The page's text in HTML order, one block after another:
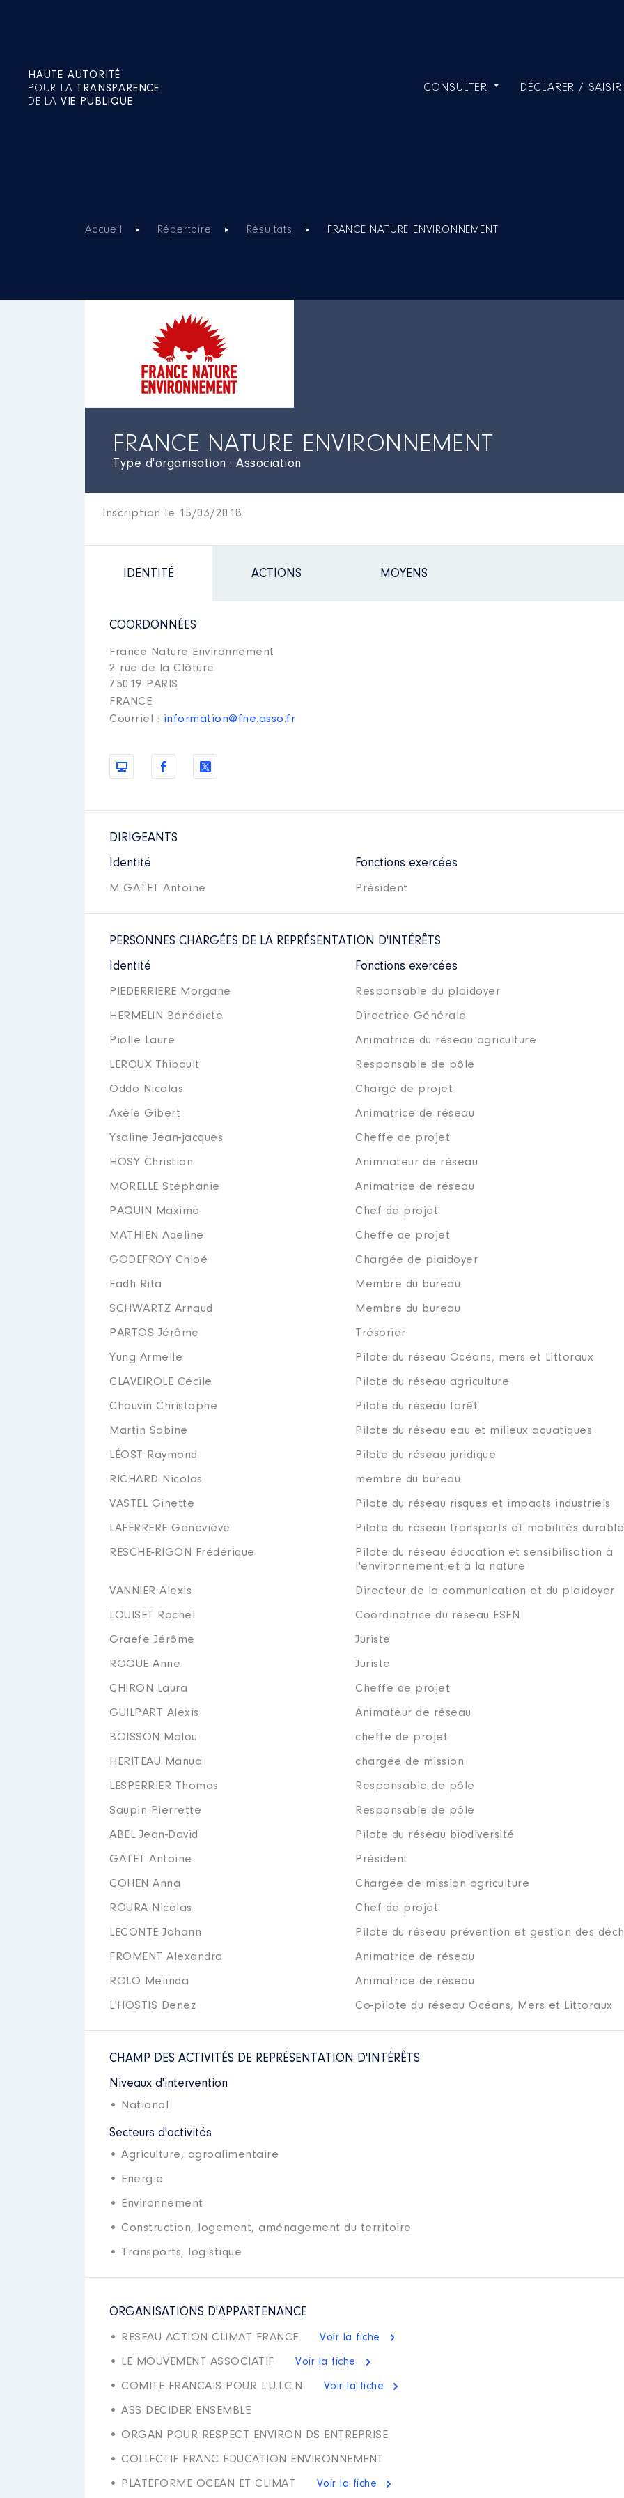
HAUTE AUTORITÉ
POUR LA TRANSPARENCE
DE LA VIE PUBLIQUE
CONSULTER DÉCLARER / SAISIR
Accueil Répertoire Résultats FRANCE NATURE ENVIRONNEMENT
FRANCE NATURE ENVIRONNEMENT
Type d'organisation : Association
Inscription le 15/03/2018
IDENTITÉ ACTIONS MOYENS
COORDONNÉES
France Nature Environnement
2 rue de la Clôture
75019 PARIS
FRANCE
Courriel : information@fne.asso.fr
DIRIGEANTS
Identité
Fonctions exercées
M GATET Antoine Président
PERSONNES CHARGÉES DE LA REPRÉSENTATION D'INTÉRÊTS
Identité
Fonctions exercées
PIEDERRIERE Morgane Responsable du plaidoyer
HERMELIN Bénédicte Directrice Générale
Piolle Laure Animatrice du réseau agriculture
LEROUX Thibault Responsable de pôle
Oddo Nicolas Chargé de projet
Axèle Gibert Animatrice de réseau
Ysaline Jean-jacques Cheffe de projet
HOSY Christian Animnateur de réseau
MORELLE Stéphanie Animatrice de réseau
PAQUIN Maxime Chef de projet
MATHIEN Adeline Cheffe de projet
GODEFROY Chloé Chargée de plaidoyer
Fadh Rita Membre du bureau
SCHWARTZ Arnaud Membre du bureau
PARTOS Jérôme Trésorier
Yung Armelle Pilote du réseau Océans, mers et Littoraux
CLAVEIROLE Cécile Pilote du réseau agriculture
Chauvin Christophe Pilote du réseau forêt
Martin Sabine Pilote du réseau eau et milieux aquatiques
LÉOST Raymond Pilote du réseau juridique
RICHARD Nicolas membre du bureau
VASTEL Ginette Pilote du réseau risques et impacts industriels
LAFERRERE Geneviève Pilote du réseau transports et mobilités
RESCHE-RIGON Frédérique
Pilote du réseau éducation et sensibilisation à
l'environnement et à la nature
VANNIER Alexis Directeur de la communication et du plaidoyer
LOUISET Rachel Coordinatrice du réseau ESEN
Graefe Jérôme Juriste
ROQUE Anne Juriste
CHIRON Laura Cheffe de projet
GUILPART Alexis Animateur de réseau
BOISSON Malou cheffe de projet
HERITEAU Manua chargée de mission
LESPERRIER Thomas Responsable de pôle
Saupin Pierrette Responsable de pôle
ABEL Jean-David Pilote du réseau biodiversité
GATET Antoine Président
COHEN Anna Chargée de mission agriculture
ROURA Nicolas Chef de projet
LECONTE Johann Pilote du réseau prévention et gestion des
FROMENT Alexandra Animatrice de réseau
ROLO Melinda Animatrice de réseau
L'HOSTIS Denez Co-pilote du réseau Océans, Mers et Littoraux
CHAMP DES ACTIVITÉS DE REPRÉSENTATION D'INTÉRÊTS
Niveaux d'intervention
• National
Secteurs d'activités
• Agriculture, agroalimentaire
• Energie
• Environnement
• Construction, logement, aménagement du territoire
• Transports, logistique
ORGANISATIONS D'APPARTENANCE
• RESEAU ACTION CLIMAT FRANCE Voir la fiche
• LE MOUVEMENT ASSOCIATIF Voir la fiche
• COMITE FRANCAIS POUR L'U.I.C.N Voir la fiche
• ASS DECIDER ENSEMBLE
• ORGAN POUR RESPECT ENVIRON DS ENTREPRISE
• COLLECTIF FRANC EDUCATION ENVIRONNEMENT
• PLATEFORME OCEAN ET CLIMAT Voir la fiche